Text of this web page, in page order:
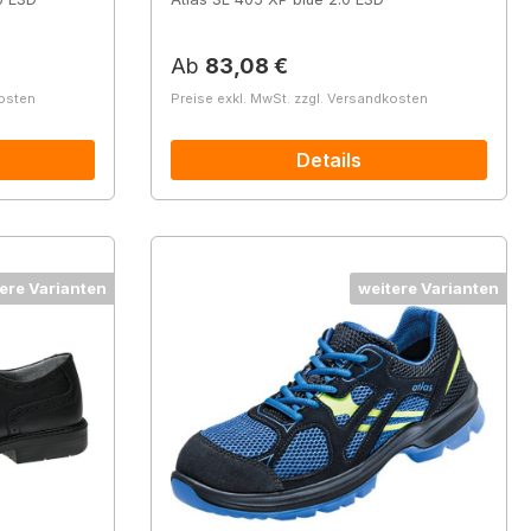
Regulärer Preis:
Ab 83,08 €
Preise exkl. MwSt. zzgl. Versandkosten
Details
Varianten weitere Varianten